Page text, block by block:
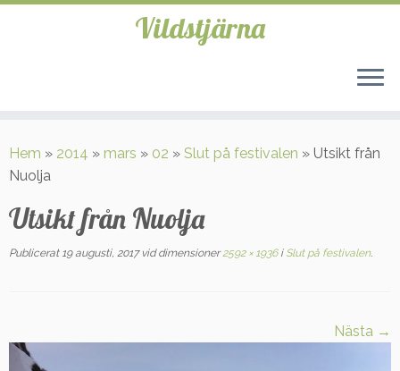
till
innehåll
Vildstjärna
Hem » 2014 » mars » 02 » Slut på festivalen » Utsikt från
Nuolja
Utsikt från Nuolja
Publicerat 19 augusti, 2017vid dimensioner2592 × 1936iSlut på festivalen.
Nästa →